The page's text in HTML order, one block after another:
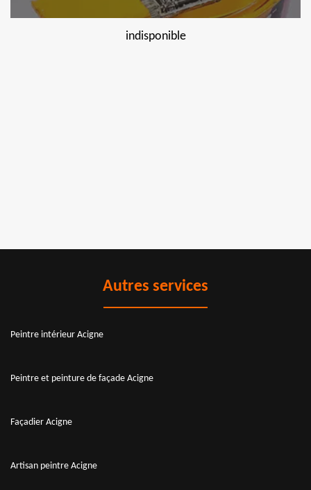
indisponible
Autres services
Peintre intérieur Acigne
Peintre et peinture de façade Acigne
Façadier Acigne
Artisan peintre Acigne